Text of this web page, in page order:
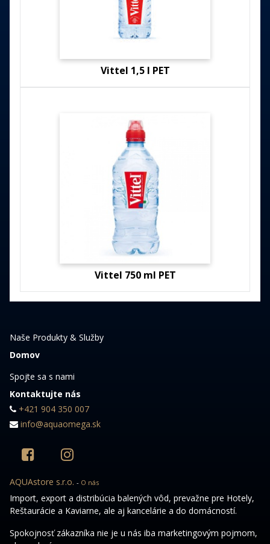
Vittel 1,5 l PET
Vittel 750 ml PET
Naše Produkty & Služby
Domov
Spojte sa s nami
Kontaktujte nás
+421 904 350 007
info@aquaomega.sk
AQUAstore s.r.o. - O nás
Import, export a distribúcia balených vôd, prevažne pre Hotely,
Reštaurácie a Kaviarne, ale aj kancelárie a do domácností.
Spokojnosť zákazníka nie je u nás iba marketingovým pojmom,